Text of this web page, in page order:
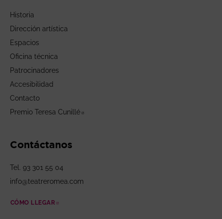
Historia
Dirección artística
Espacios
Oficina técnica
Patrocinadores
Accesibilidad
Contacto
Premio Teresa Cunillé
Contáctanos
Tel. 93 301 55 04
info@teatreromea.com
CÓMO LLEGAR